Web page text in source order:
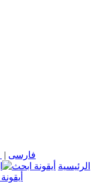
فارسی |
الرئيسية